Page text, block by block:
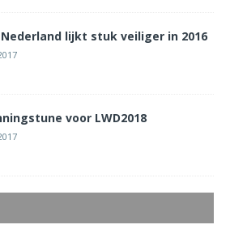
lijkt stuk veiliger in 2016
voor LWD2018